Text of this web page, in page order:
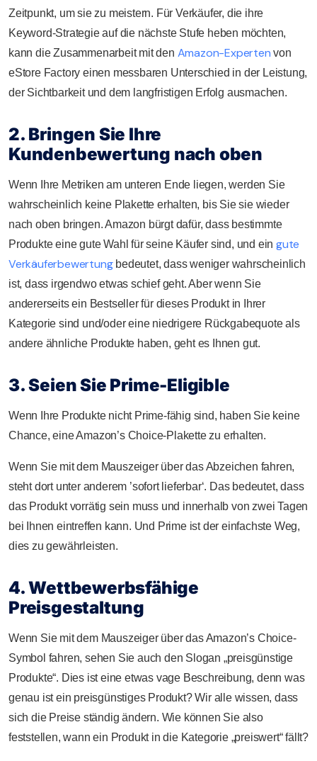
Zeitpunkt, um sie zu meistern. Für Verkäufer, die ihre
Keyword-Strategie auf die nächste Stufe heben möchten,
kann die Zusammenarbeit mit den Amazon-Experten von
eStore Factory einen messbaren Unterschied in der Leistung,
der Sichtbarkeit und dem langfristigen Erfolg ausmachen.
2. Bringen Sie Ihre
Kundenbewertung nach oben
Wenn Ihre Metriken am unteren Ende liegen, werden Sie
wahrscheinlich keine Plakette erhalten, bis Sie sie wieder
nach oben bringen. Amazon bürgt dafür, dass bestimmte
Produkte eine gute Wahl für seine Käufer sind, und ein gute
Verkäuferbewertung bedeutet, dass weniger wahrscheinlich
ist, dass irgendwo etwas schief geht. Aber wenn Sie
andererseits ein Bestseller für dieses Produkt in Ihrer
Kategorie sind und/oder eine niedrigere Rückgabequote als
andere ähnliche Produkte haben, geht es Ihnen gut.
3. Seien Sie Prime-Eligible
Wenn Ihre Produkte nicht Prime-fähig sind, haben Sie keine
Chance, eine Amazon’s Choice-Plakette zu erhalten.
Wenn Sie mit dem Mauszeiger über das Abzeichen fahren,
steht dort unter anderem ’sofort lieferbar‘. Das bedeutet, dass
das Produkt vorrätig sein muss und innerhalb von zwei Tagen
bei Ihnen eintreffen kann. Und Prime ist der einfachste Weg,
dies zu gewährleisten.
4. Wettbewerbsfähige
Preisgestaltung
Wenn Sie mit dem Mauszeiger über das Amazon’s Choice-
Symbol fahren, sehen Sie auch den Slogan „preisgünstige
Produkte“. Dies ist eine etwas vage Beschreibung, denn was
genau ist ein preisgünstiges Produkt? Wir alle wissen, dass
sich die Preise ständig ändern. Wie können Sie also
feststellen, wann ein Produkt in die Kategorie „preiswert“ fällt?